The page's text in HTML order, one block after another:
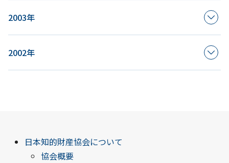
2003年
2002年
日本知的財産協会について
協会概要